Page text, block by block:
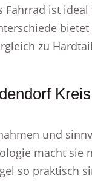
Fahrrad ist
zu
und
macht
so praktisch